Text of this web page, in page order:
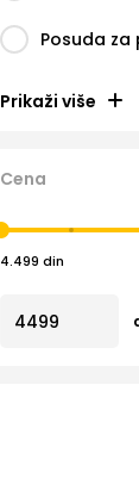
Posuda za
Prikaži više
Cena
4.499 din